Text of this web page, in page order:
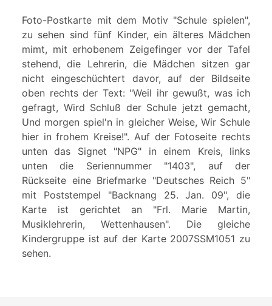
Foto-Postkarte mit dem Motiv "Schule spielen",
zu sehen sind fünf Kinder, ein älteres Mädchen
mimt, mit erhobenem Zeigefinger vor der Tafel
stehend, die Lehrerin, die Mädchen sitzen gar
nicht eingeschüchtert davor, auf der Bildseite
oben rechts der Text: "Weil ihr gewußt, was ich
gefragt, Wird Schluß der Schule jetzt gemacht,
Und morgen spiel'n in gleicher Weise, Wir Schule
hier in frohem Kreise!". Auf der Fotoseite rechts
unten das Signet "NPG" in einem Kreis, links
unten die Seriennummer "1403", auf der
Rückseite eine Briefmarke "Deutsches Reich 5"
mit Poststempel "Backnang 25. Jan. 09", die
Karte ist gerichtet an "Frl. Marie Martin,
Musiklehrerin, Wettenhausen". Die gleiche
Kindergruppe ist auf der Karte 2007SSM1051 zu
sehen.